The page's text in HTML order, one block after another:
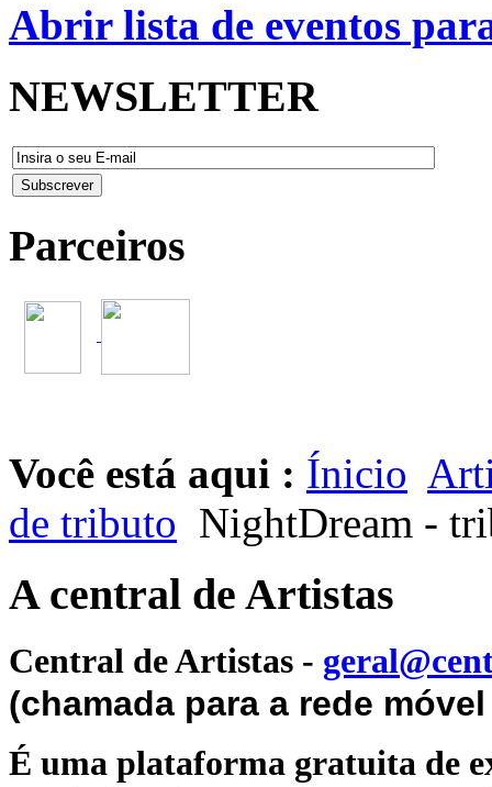
Abrir lista de eventos
NEWSLETTER
Parceiros
Você está aqui : Ínicio
de tributo NightDream -
A central de Artistas
Central de Artistas -
(chamada para a rede
É uma plataforma gratuita de